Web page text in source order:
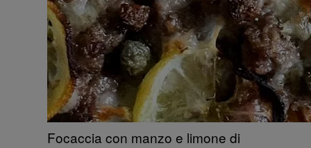
Focaccia con manzo e limone di